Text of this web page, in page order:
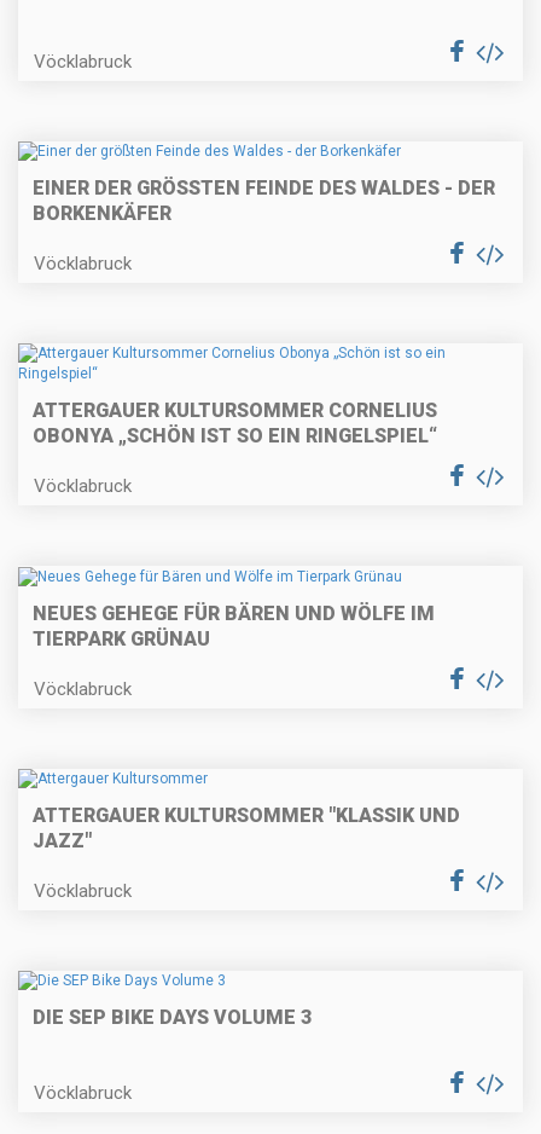
Vöcklabruck
EINER DER GRÖSSTEN FEINDE DES WALDES - DER B
ORKENKÄFER
Vöcklabruck
ATTERGAUER KULTURSOMMER CORNELIUS
OBONYA „SCHÖN IST SO EIN RINGELSPIEL“
Vöcklabruck
NEUES GEHEGE FÜR BÄREN UND WÖLFE IM
TIERPARK GRÜNAU
Vöcklabruck
ATTERGAUER KULTURSOMMER "KLASSIK UND
JAZZ"
Vöcklabruck
DIE SEP BIKE DAYS VOLUME 3
Vöcklabruck